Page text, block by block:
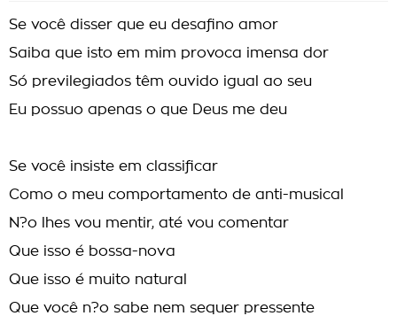
Se você disser que eu desafino amor
Saiba que isto em mim provoca imensa dor
Só previlegiados têm ouvido igual ao seu
Eu possuo apenas o que Deus me deu
Se você insiste em classificar
Como o meu comportamento de anti-musical
N?o lhes vou mentir, até vou comentar
Que isso é bossa-nova
Que isso é muito natural
Que você n?o sabe nem sequer pressente